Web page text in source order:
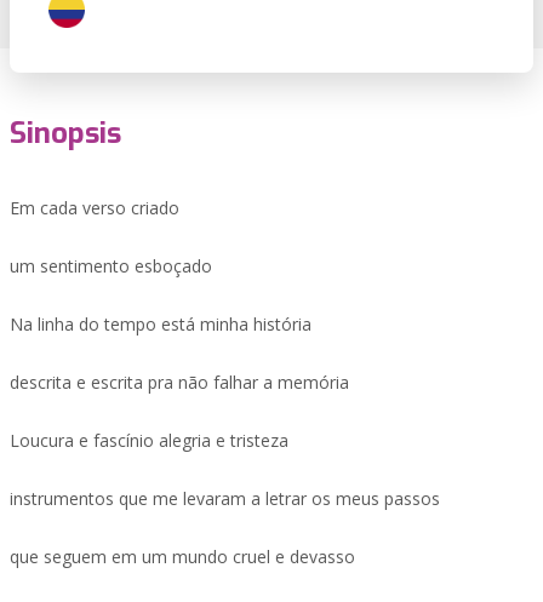
Sinopsis
Em cada verso criado
um sentimento esboçado
Na linha do tempo está minha história
descrita e escrita pra não falhar a memória
Loucura e fascínio alegria e tristeza
instrumentos que me levaram a letrar os meus passos
que seguem em um mundo cruel e devasso